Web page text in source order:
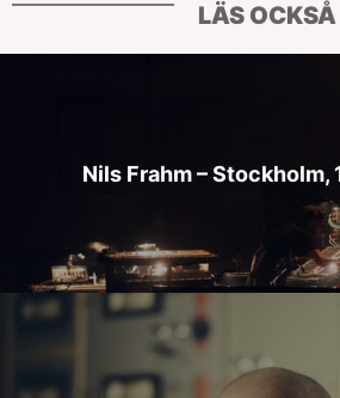
LÄS OCKSÅ
Nils Frahm – Stockholm,